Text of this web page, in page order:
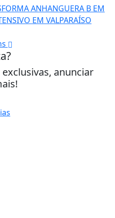
anunciar